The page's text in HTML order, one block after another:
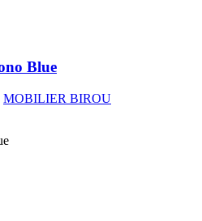
Blue
MOBILIER BIROU